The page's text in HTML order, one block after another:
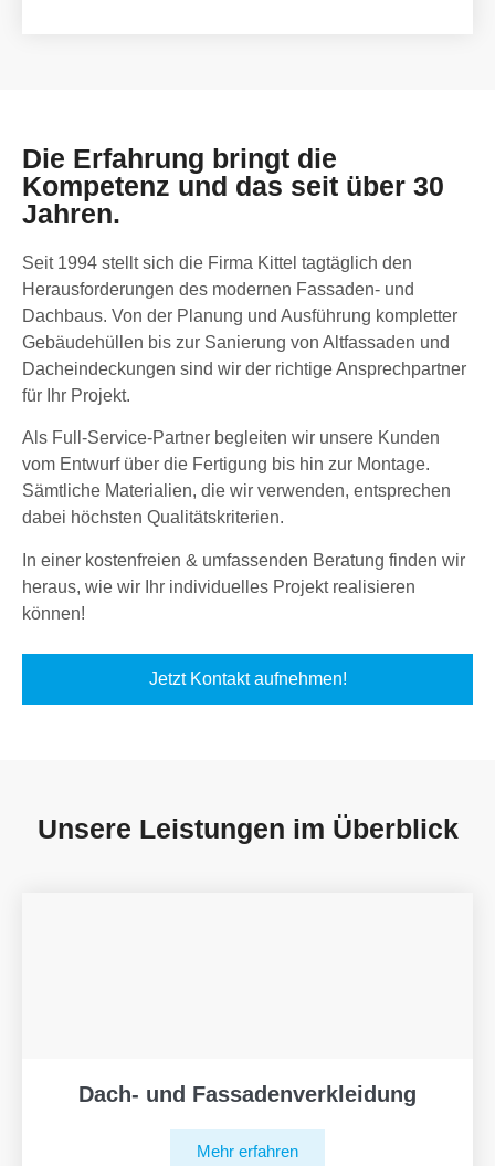
Die Erfahrung bringt die
Kompetenz und das seit über 30
Jahren.
Seit 1994 stellt sich die Firma Kittel tagtäglich den
Herausforderungen des modernen Fassaden- und
Dachbaus. Von der Planung und Ausführung kompletter
Gebäudehüllen bis zur Sanierung von Altfassaden und
Dacheindeckungen sind wir der richtige Ansprechpartner
für Ihr Projekt.
Als Full-Service-Partner begleiten wir unsere Kunden
vom Entwurf über die Fertigung bis hin zur Montage.
Sämtliche Materialien, die wir verwenden, entsprechen
dabei höchsten Qualitätskriterien.
In einer kostenfreien & umfassenden Beratung finden wir
heraus, wie wir Ihr individuelles Projekt realisieren
können!
Jetzt Kontakt aufnehmen!
Unsere Leistungen im Überblick
Dach- und Fassadenverkleidung
Mehr erfahren